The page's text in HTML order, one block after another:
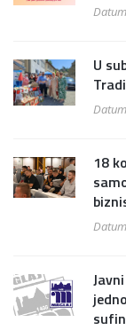
U
18